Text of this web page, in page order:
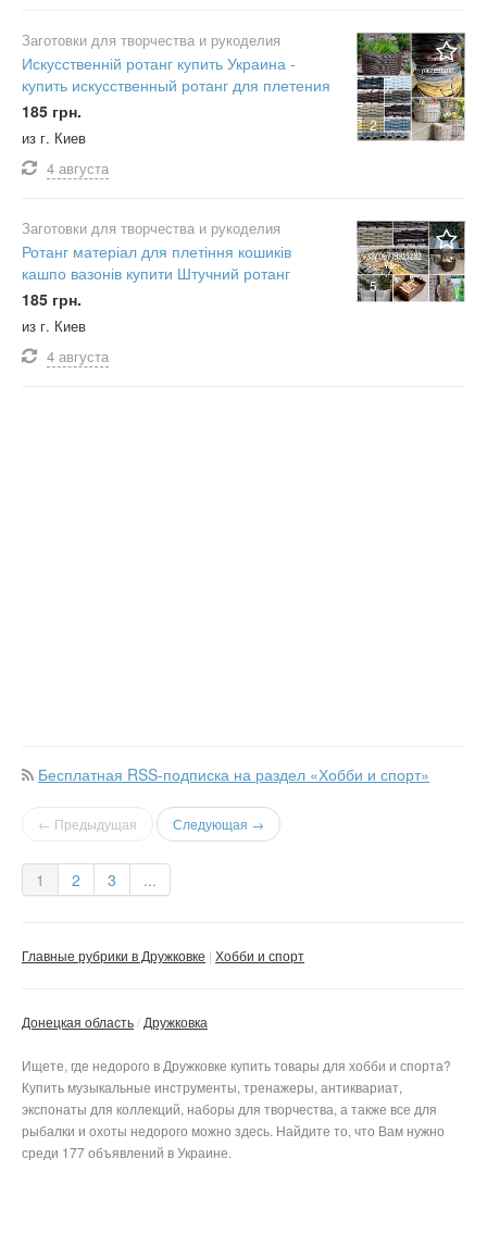
2
Заготовки для творчества и рукоделия
Искусственній ротанг купить Украина -
купить искусственный ротанг для плетения
185 грн.
из г. Киев
4 августа
5
Заготовки для творчества и рукоделия
Ротанг матеріал для плетіння кошиків
кашпо вазонів купити Штучний ротанг
185 грн.
из г. Киев
4 августа
Бесплатная RSS-подписка на раздел «Хобби и спорт»
← Предыдущая Следующая →
1 2 3 ...
Главные рубрики в Дружковке Хобби и спорт
Донецкая область Дружковка
Ищете, где недорого в Дружковке купить товары для хобби и спорта?
Купить музыкальные инструменты, тренажеры, антиквариат,
экспонаты для коллекций, наборы для творчества, а также все для
рыбалки и охоты недорого можно здесь. Найдите то, что Вам нужно
среди 177 объявлений в Украине.